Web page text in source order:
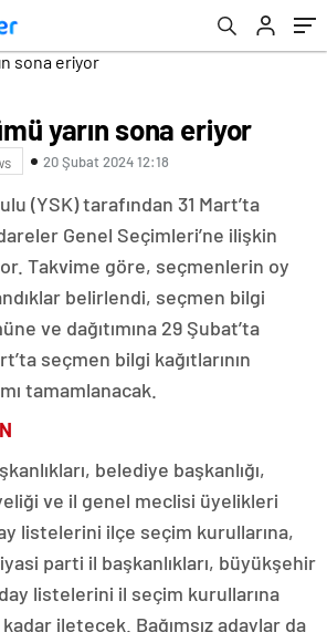
yarın sona eriyor
20 Şubat 2024 12:18
(YSK) tarafından 31 Mart’ta
Genel Seçimleri’ne ilişkin
Takvime göre, seçmenlerin oy
belirlendi, seçmen bilgi
ve dağıtımına 29 Şubat’ta
seçmen bilgi kağıtlarının
tamamlanacak.
belediye başkanlığı,
ve il genel meclisi üyelikleri
listelerini ilçe seçim kurullarına,
parti il başkanlıkları, büyükşehir
listelerini il seçim kurullarına
kadar iletecek. Bağımsız adaylar da